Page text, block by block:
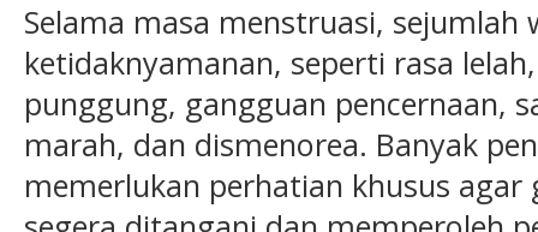
Selama masa menstruasi,
ketidaknyamanan, seperti rasa
punggung, gangguan pencernaan,
marah, dan dismenorea. Banyak
memerlukan perhatian khusus